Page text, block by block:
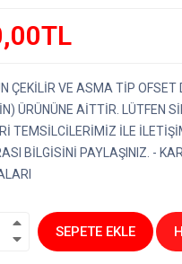
ÇEKİLİR VE ASMA TİP
ÜRÜNÜNE AİTTİR. LÜTFEN
TEMSİLCİLERİMİZ İLE
BİLGİSİNİ PAYLAŞINIZ. -
SEPETE EKLE